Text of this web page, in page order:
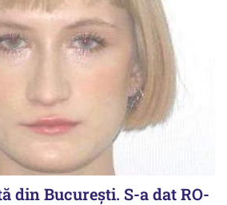
din Bucureşti. S-a dat RO-